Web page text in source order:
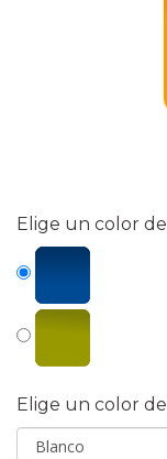
Elige un color
Elige un color